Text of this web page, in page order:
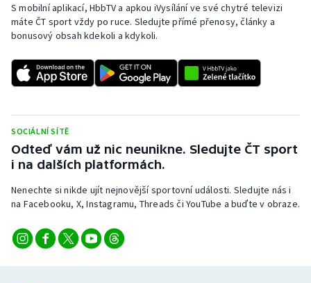
S mobilní aplikací, HbbTV a apkou iVysílání ve své chytré televizi
máte ČT sport vždy po ruce. Sledujte přímé přenosy, články a
bonusový obsah kdekoli a kdykoli.
SOCIÁLNÍ SÍTĚ
Odteď vám už nic neunikne. Sledujte ČT sport
i na dalších platformách.
Nenechte si nikde ujít nejnovější sportovní události. Sledujte nás i
na Facebooku, X, Instagramu, Threads či YouTube a buďte v obraze.